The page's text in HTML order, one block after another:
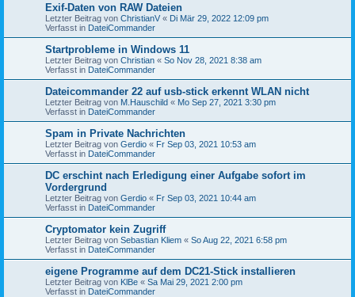
Exif-Daten von RAW Dateien
Letzter Beitrag von ChristianV « Di Mär 29, 2022 12:09 pm
Verfasst in DateiCommander
Startprobleme in Windows 11
Letzter Beitrag von Christian « So Nov 28, 2021 8:38 am
Verfasst in DateiCommander
Dateicommander 22 auf usb-stick erkennt WLAN nicht
Letzter Beitrag von M.Hauschild « Mo Sep 27, 2021 3:30 pm
Verfasst in DateiCommander
Spam in Private Nachrichten
Letzter Beitrag von Gerdio « Fr Sep 03, 2021 10:53 am
Verfasst in DateiCommander
DC erschint nach Erledigung einer Aufgabe sofort im
Vordergrund
Letzter Beitrag von Gerdio « Fr Sep 03, 2021 10:44 am
Verfasst in DateiCommander
Cryptomator kein Zugriff
Letzter Beitrag von Sebastian Kliem « So Aug 22, 2021 6:58 pm
Verfasst in DateiCommander
eigene Programme auf dem DC21-Stick installieren
Letzter Beitrag von KlBe « Sa Mai 29, 2021 2:00 pm
Verfasst in DateiCommander